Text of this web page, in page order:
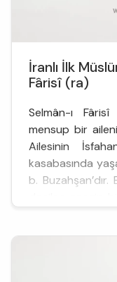
İranlı İlk
Fârisî (ra)
Selmân-ı
mensup bir
Ailesinin
kasabasında
b.